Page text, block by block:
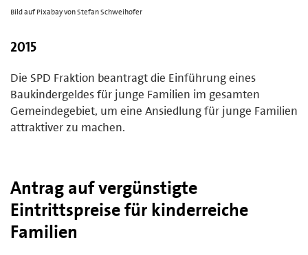
Bild auf Pixabay von Stefan Schweihofer
2015
Die SPD Fraktion beantragt die Einführung eines
Baukindergeldes für junge Familien im gesamten
Gemeindegebiet, um eine Ansiedlung für junge Familien
attraktiver zu machen.
Antrag auf vergünstigte
Eintrittspreise für kinderreiche
Familien